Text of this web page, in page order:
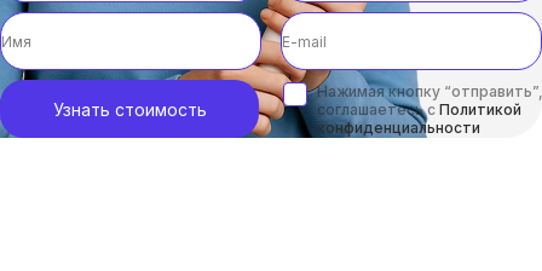
Узнать стоимость
Нажимая кнопку
соглашаетесь с Политикой
конфиденциальности